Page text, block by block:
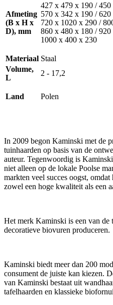
Afmeting
(B x H x
D), mm
427 x 479 x 190 /
570 x 342 x 190 /
720 x 1020 x 290 /
860 x 480 x 180 /
1000 x 400 x 230
Materiaal Staal
Volume,
L
2 - 17,2
Land Polen
In 2009 begon Kaminski met de
tuinhaarden op basis van de
auteur. Tegenwoordig is
niet alleen op de lokale Poolse
markten veel succes oogst,
zowel een hoge kwaliteit als een
Het merk Kaminski is een van de
decoratieve biovuren produceren.
Kaminski biedt meer dan 200
consument de juiste kan kiezen.
van Kaminski bestaat uit
tafelhaarden en klassieke